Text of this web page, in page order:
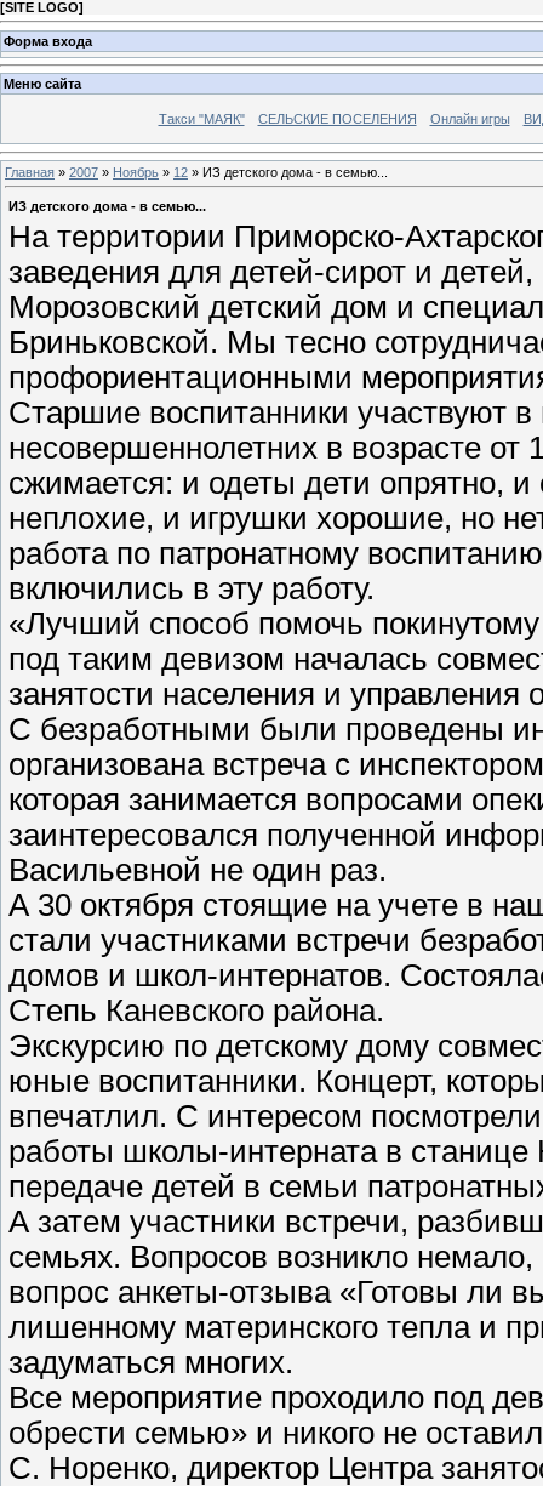
[SITE LOGO]
Форма входа
Меню сайта
Такси "МАЯК" СЕЛЬСКИЕ ПОСЕЛЕНИЯ Онлайн игры
Главная » 2007 » Ноябрь » 12 » ИЗ детского дома - в семью...
ИЗ детского дома - в семью...
На территории Приморско-
заведения для детей-сирот и
Морозовский детский дом и
Бриньковской. Мы тесно
профориентационными
Старшие воспитанники участвуют
несовершеннолетних в возрасте
сжимается: и одеты дети опрятно,
неплохие, и игрушки хорошие, но
работа по патронатному
включились в эту работу.
«Лучший способ помочь
под таким девизом началась
занятости населения и управления
С безработными были проведены
организована встреча с
которая занимается вопросами
заинтересовался полученной
Васильевной не один раз.
А 30 октября стоящие на учете в
стали участниками встречи
домов и школ-интернатов.
Степь Каневского района.
Экскурсию по детскому дому
юные воспитанники. Концерт,
впечатлил. С интересом
работы школы-интерната в
передаче детей в семьи
А затем участники встречи,
семьях. Вопросов возникло
вопрос анкеты-отзыва «Готовы ли
лишенному материнского тепла и
задуматься многих.
Все мероприятие проходило под
обрести семью» и никого не
С. Норенко, директор Центра